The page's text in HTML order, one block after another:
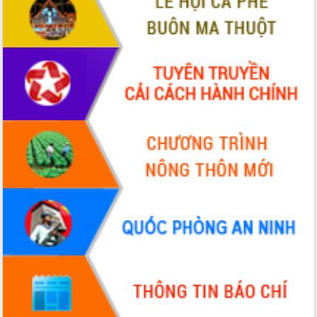
ứng để giữ vững thị trường xuất khẩu
Diễn đàn Kinh tế tư nhân Việt Nam đột
phá cơ chế - Hợp tác công tư
Đề án 06 tạo bước ngoặt đột phá trong
cải cách hành chính tỉnh Đắk Lắk
Kết nối tour, đẩy mạnh chuyển đổi số
để phát triển du lịch Đắk Lắk
Khởi động Dự án Đầu tư xây dựng hạ
tầng kỹ thuật Cụm công nghiệp Tân
Tiến
Gặp mặt các cơ quan báo chí nhân Kỷ
niệm 101 năm Ngày Báo chí Cách
mạng Việt Nam
Đắk Lắk sơ kết 4 năm triển khai thực
hiện Đề án 06 của Chính phủ
Họp báo thông tin về Hội nghị Công bố
Quy hoạch và Xúc tiến đầu tư tỉnh Đắk
Khơi thông điểm nghẽn, đẩy nhanh
giải ngân vốn khắc phục thiên tai